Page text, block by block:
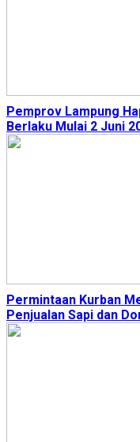
Pemprov Lampung
Berlaku Mulai 2 Juni
Permintaan Kurban
Penjualan Sapi dan